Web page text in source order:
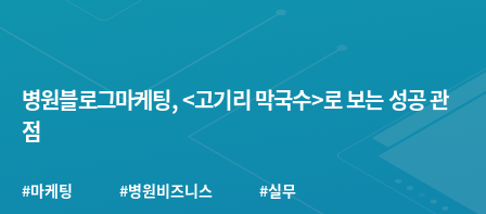
병원블로그마케팅, <고기리 막국수>로 보는 성공 관
점
#마케팅 #병원비즈니스 #실무